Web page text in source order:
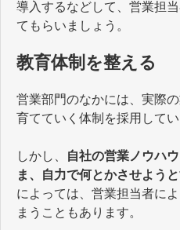
導入するなどして、営業担
てもらいましょう。
教育体制を整える
営業部門のなかには、実際
育てていく体制を採用して
しかし、
自社の営業ノウハ
ま、自力で何とかさせよう
によっては、営業担当者に
まうこともあります。